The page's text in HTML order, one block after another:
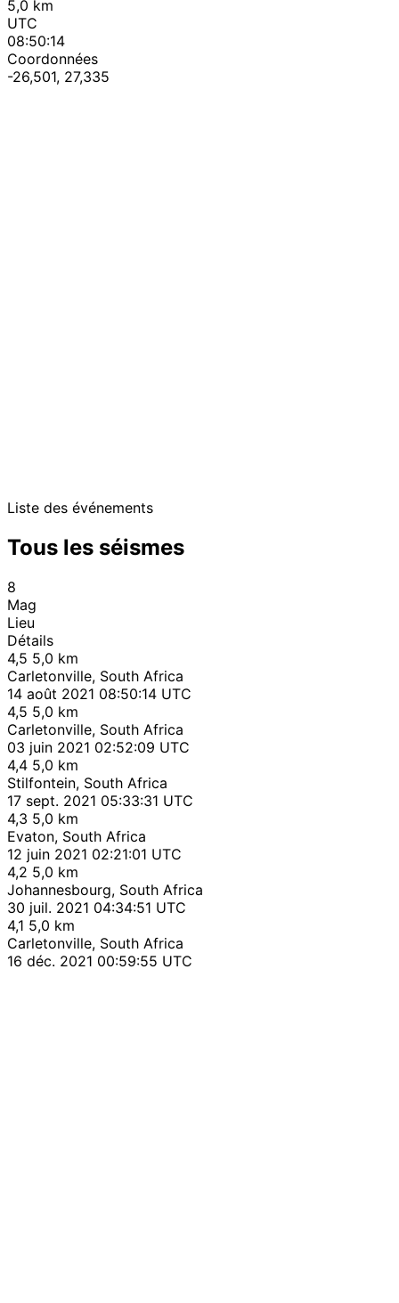
5,0 km
UTC
08:50:14
Coordonnées
-26,501, 27,335
Liste des événements
Tous les séismes
8
Mag
Lieu
Détails
4,5 5,0 km
Carletonville, South Africa
14 août 2021 08:50:14 UTC
4,5 5,0 km
Carletonville, South Africa
03 juin 2021 02:52:09 UTC
4,4 5,0 km
Stilfontein, South Africa
17 sept. 2021 05:33:31 UTC
4,3 5,0 km
Evaton, South Africa
12 juin 2021 02:21:01 UTC
4,2 5,0 km
Johannesbourg, South Africa
30 juil. 2021 04:34:51 UTC
4,1 5,0 km
Carletonville, South Africa
16 déc. 2021 00:59:55 UTC